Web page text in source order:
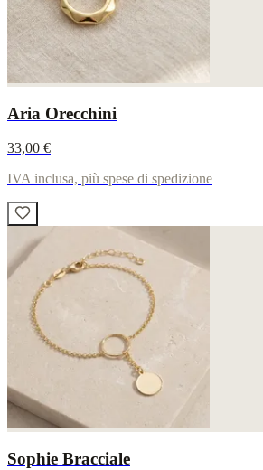
Aria Orecchini
33,00 €
IVA inclusa, più spese di spedizione
Sophie Bracciale